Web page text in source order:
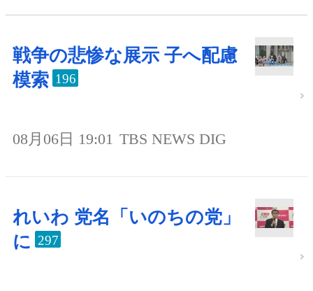
戦争の悲惨な展示 子へ配慮
模索 196
08月06日 19:01 TBS NEWS DIG
れいわ 党名「いのちの党」
に 297